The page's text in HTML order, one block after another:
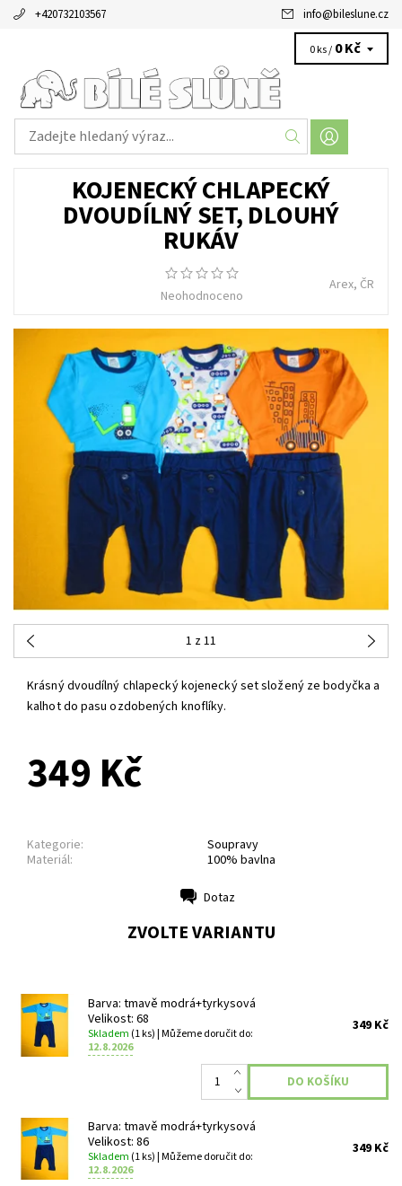
+420732103567 info@bileslune.cz
0 ks / 0 Kč
KOJENECKÝ CHLAPECKÝ
DVOUDÍLNÝ SET, DLOUHÝ
RUKÁV
Neohodnoceno
Arex, ČR
1 z 11
Krásný dvoudílný chlapecký kojenecký set složený ze bodyčka a
kalhot do pasu ozdobených knoflíky.
349 Kč
Kategorie:
Soupravy
Materiál:
100% bavlna
Dotaz
ZVOLTE VARIANTU
Barva: tmavě modrá+tyrkysová
Velikost: 68
Skladem (1 ks)| Můžeme doručit do:
12.8.2026
349 Kč
Barva: tmavě modrá+tyrkysová
Velikost: 86
Skladem (1 ks)| Můžeme doručit do:
12.8.2026
349 Kč